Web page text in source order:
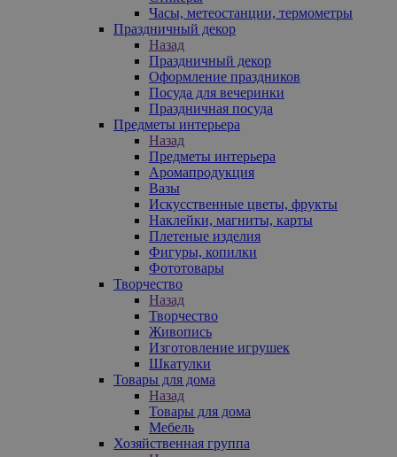
Часы, метеостанции, термометры
Праздничный декор
Назад
Праздничный декор
Оформление праздников
Посуда для вечеринки
Праздничная посуда
Предметы интерьера
Назад
Предметы интерьера
Аромапродукция
Вазы
Искусственные цветы, фрукты
Наклейки, магниты, карты
Плетеные изделия
Фигуры, копилки
Фототовары
Творчество
Назад
Творчество
Живопись
Изготовление игрушек
Шкатулки
Товары для дома
Назад
Товары для дома
Мебель
Хозяйственная группа